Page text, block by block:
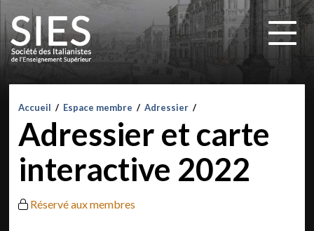
Accueil / Espace membre / Adressier /
Adressier et carte
interactive 2022
Réservé aux membres